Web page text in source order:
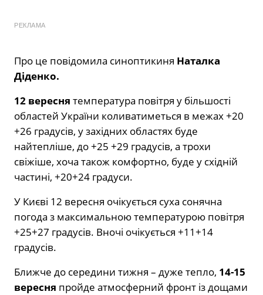
РЕКЛАМА
Про це повідомила синоптикиня Наталка
Діденко.
12 вересня температура повітря у більшості
областей України коливатиметься в межах +20
+26 градусів, у західних областях буде
найтепліше, до +25 +29 градусів, а трохи
свіжіше, хоча також комфортно, буде у східній
частині, +20+24 градуси.
У Києві 12 вересня очікується суха сонячна
погода з максимальною температурою повітря
+25+27 градусів. Вночі очікується +11+14
градусів.
Ближче до середини тижня – дуже тепло, 14-15
вересня пройде атмосферний фронт із дощами